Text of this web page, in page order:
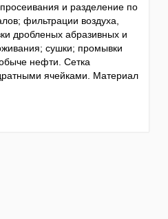
и разделение по
фильтрации воздуха,
дробленых абразивных и
сушки; промывки
нефти. Сетка
ячейками. Материал